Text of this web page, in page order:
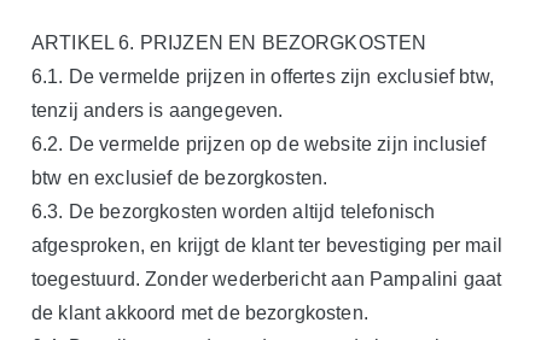
ARTIKEL 6. PRIJZEN EN BEZORGKOSTEN
6.1. De vermelde prijzen in offertes zijn exclusief btw,
tenzij anders is aangegeven.
6.2. De vermelde prijzen op de website zijn inclusief
btw en exclusief de bezorgkosten.
6.3. De bezorgkosten worden altijd telefonisch
afgesproken, en krijgt de klant ter bevestiging per mail
toegestuurd. Zonder wederbericht aan Pampalini gaat
de klant akkoord met de bezorgkosten.